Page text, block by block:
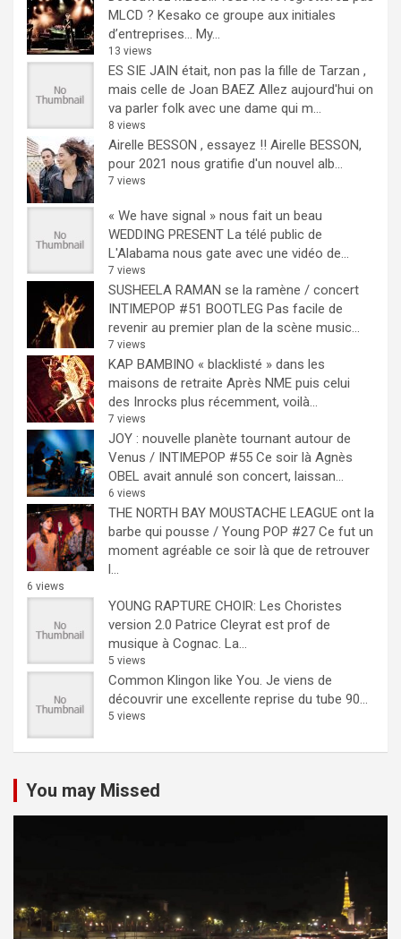
MLCD ? Kesako ce groupe aux initiales
d’entreprises… My...
13 views
ES SIE JAIN était, non pas la fille de Tarzan ,
mais celle de Joan BAEZ Allez aujourd'hui on
va parler folk avec une dame qui m...
8 views
Airelle BESSON , essayez !! Airelle BESSON,
pour 2021 nous gratifie d'un nouvel alb...
7 views
« We have signal » nous fait un beau
WEDDING PRESENT La télé public de
L'Alabama nous gate avec une vidéo de...
7 views
SUSHEELA RAMAN se la ramène / concert
INTIMEPOP #51 BOOTLEG Pas facile de
revenir au premier plan de la scène music...
7 views
KAP BAMBINO « blacklisté » dans les
maisons de retraite Après NME puis celui
des Inrocks plus récemment, voilà...
7 views
JOY : nouvelle planète tournant autour de
Venus / INTIMEPOP #55 Ce soir là Agnès
OBEL avait annulé son concert, laissan...
6 views
THE NORTH BAY MOUSTACHE LEAGUE ont la
barbe qui pousse / Young POP #27 Ce fut un
moment agréable ce soir là que de retrouver
l...
6 views
YOUNG RAPTURE CHOIR: Les Choristes
version 2.0 Patrice Cleyrat est prof de
musique à Cognac. La...
5 views
Common Klingon like You. Je viens de
découvrir une excellente reprise du tube 90...
5 views
You may Missed